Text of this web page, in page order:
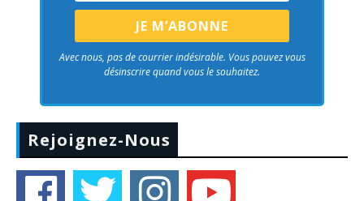
Avec nous, pas de courrier indésirable. Vous pouvez vous
désinscrire quand vous le souhaitez.
Rejoignez-Nous